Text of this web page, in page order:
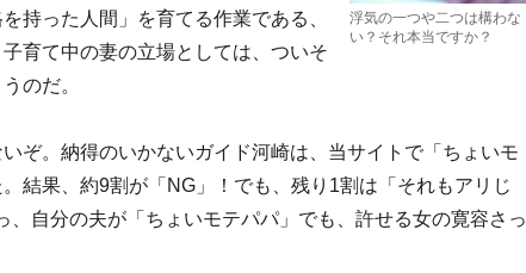
浮気の一つや二つは構わな
い？それ本当ですか？
持った人間」を育てる作業である、
育て中の妻の立場としては、ついそ
のだ。
ぞ。納得のいかないガイド河崎は、当サイトで「ちょいモ
結果、約9割が「NG」！でも、残り1割は「それもアリじ
、自分の夫が「ちょいモテパパ」でも、許せる女の寛容さっ